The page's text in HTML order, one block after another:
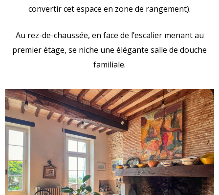
convertir cet espace en zone de rangement).
Au rez-de-chaussée, en face de l’escalier menant au
premier étage, se niche une élégante salle de douche
familiale.